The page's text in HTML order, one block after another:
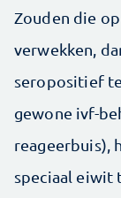
Zouden die
verwekken,
seropositief
gewone ivf-
reageerbuis),
speciaal eiwit